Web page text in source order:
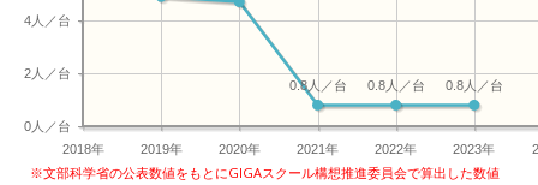
2018年 2019年 2020年 2021年 2022年 2023年
0人／台
2人／台
4人／台
0.8人／台
0.8人／台
0.8人／台
※文部科学省の公表数値をもとにGIGAスクール構想推進委員会で算出した数値